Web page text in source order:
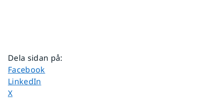
Dela sidan på:
Dela sidan på
Facebook
Dela sidan på
LinkedIn
Dela sidan på
X